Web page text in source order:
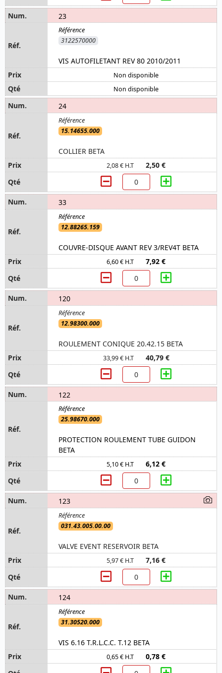
23
3122570000
VIS AUTOFILETANT REV 80 2010/2011
Non disponible
Non disponible
24
15.14655.000
COLLIER BETA
2,08 € H.T 2,50 €
33
12.88265.159
COUVRE-DISQUE AVANT REV 3/REV4T BETA
6,60 € H.T 7,92 €
120
12.98300.000
ROULEMENT CONIQUE 20.42.15 BETA
33,99 € H.T 40,79 €
122
25.98670.000
PROTECTION ROULEMENT TUBE GUIDON
BETA
5,10 € H.T 6,12 €
123
031.43.005.00.00
VALVE EVENT RESERVOIR BETA
5,97 € H.T 7,16 €
124
31.30520.000
VIS 6.16 T.R.L.C.C. T.12 BETA
0,65 € H.T 0,78 €